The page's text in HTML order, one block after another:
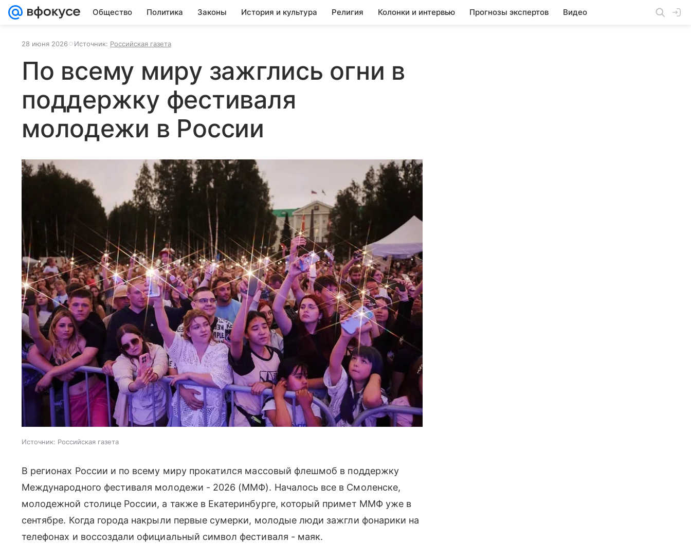
Общество Политика Законы История и культура Религия Колонки и интервью Прогнозы экспертов Видео
28 июня 2026 Источник: Российская газета
По всему миру зажглись огни в
поддержку фестиваля
молодежи в России
Источник: Российская газета
В регионах России и по всему миру прокатился массовый флешмоб в поддержку
Международного фестиваля молодежи - 2026 (ММФ). Началось все в Смоленске,
молодежной столице России, а также в Екатеринбурге, который примет ММФ уже в
сентябре. Когда города накрыли первые сумерки, молодые люди зажгли фонарики на
телефонах и воссоздали официальный символ фестиваля - маяк.